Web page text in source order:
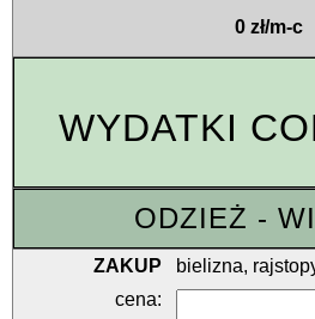
0 zł/m-c
WYDATKI
ODZIEŻ -
bielizna,